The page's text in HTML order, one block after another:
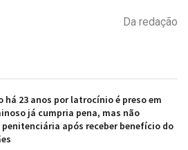
Da redação
há 23 anos por latrocínio é preso em
já cumpria pena, mas não
após receber benefício do